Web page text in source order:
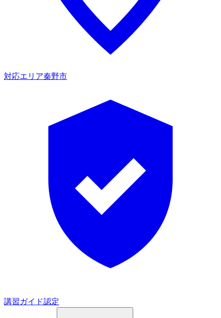
対応エリア秦野市
講習ガイド認定